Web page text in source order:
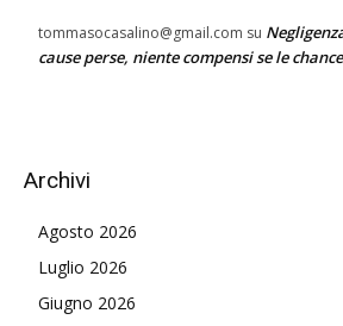
tommasocasalino@gmail.com su
cause perse, niente compensi se le
Archivi
Agosto 2026
Luglio 2026
Giugno 2026